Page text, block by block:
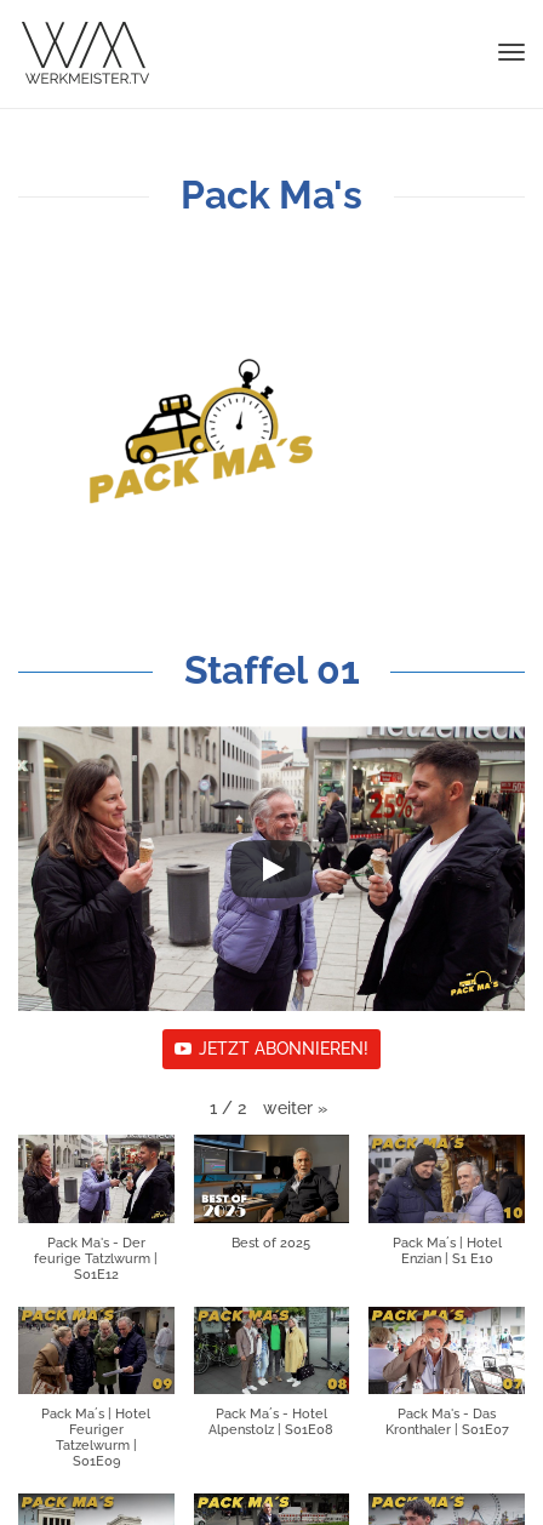
Pack Ma's
Staffel 01
JETZT ABONNIEREN!
1 / 2 weiter »
Pack Ma's - Der
feurige Tatzlwurm |
S01E12
Best of 2025
Pack Ma´s | Hotel
Enzian | S1 E10
Pack Ma´s | Hotel
Feuriger
Tatzelwurm |
S01E09
Pack Ma´s - Hotel
Alpenstolz | S01E08
Pack Ma's - Das
Kronthaler | S01E07